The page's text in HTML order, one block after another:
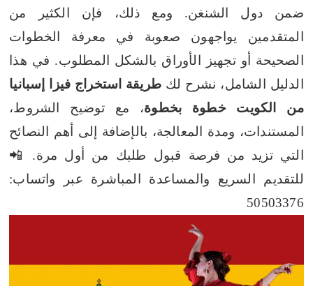
ضمن دول الشنغن. ومع ذلك، فإن الكثير من
المتقدمين يواجهون صعوبة في معرفة الخطوات
الصحيحة أو تجهيز الأوراق بالشكل المطلوب. في هذا
الدليل الشامل، نشرح لك طريقة استخراج فيزا إسبانيا
من الكويت خطوة بخطوة، مع توضيح الشروط،
المستندات، ومدة المعالجة، بالإضافة إلى أهم النصائح
التي تزيد من فرصة قبول طلبك من أول مرة.
📲
للتقديم السريع والمساعدة المباشرة عبر واتساب:
50503376